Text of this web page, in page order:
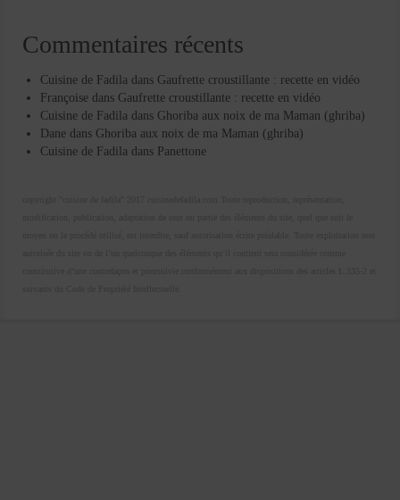
Commentaires récents
Cuisine de Fadila dans Gaufrette croustillante : recette en vidéo
Françoise dans Gaufrette croustillante : recette en vidéo
Cuisine de Fadila dans Ghoriba aux noix de ma Maman (ghriba)
Dane dans Ghoriba aux noix de ma Maman (ghriba)
Cuisine de Fadila dans Panettone